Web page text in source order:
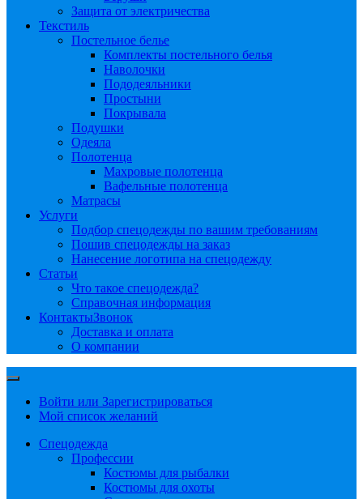
Защита от электричества
Текстиль
Постельное белье
Комплекты постельного белья
Наволочки
Пододеяльники
Простыни
Покрывала
Подушки
Одеяла
Полотенца
Махровые полотенца
Вафельные полотенца
Матрасы
Услуги
Подбор спецодежды по вашим требованиям
Пошив спецодежды на заказ
Нанесение логотипа на спецодежду
Статьи
Что такое спецодежда?
Справочная информация
КонтактыЗвонок
Доставка и оплата
О компании
Войти или Зарегистрироваться
Мой список желаний
Спецодежда
Профессии
Костюмы для рыбалки
Костюмы для охоты